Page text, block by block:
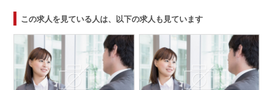
この求人を見ている人は、以下の求人も見ています